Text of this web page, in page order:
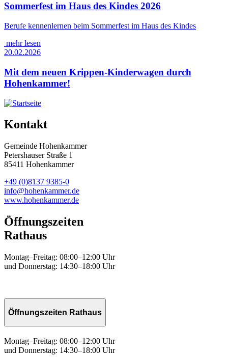
Sommerfest im Haus des Kindes 2026
Berufe kennenlernen beim Sommerfest im Haus des Kindes
mehr lesen
20.02.2026
Mit dem neuen Krippen-Kinderwagen durch
Hohenkammer!
Kontakt
Gemeinde Hohenkammer
Petershauser Straße 1
85411 Hohenkammer
+49 (0)8137 9385-0
info@hohenkammer.de
www.hohenkammer.de
Öffnungszeiten
Rathaus
Montag–Freitag: 08:00–12:00 Uhr
und Donnerstag: 14:30–18:00 Uhr
Öffnungszeiten Rathaus
Montag–Freitag: 08:00–12:00 Uhr
und Donnerstag: 14:30–18:00 Uhr